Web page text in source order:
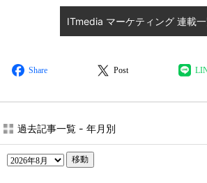
ITmedia マーケティング 連載
Share Post
過去記事一覧 - 年月別
移動